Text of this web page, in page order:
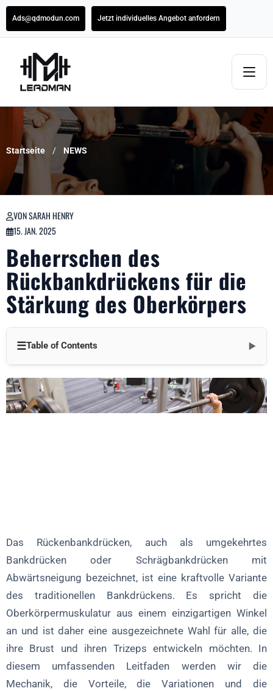
Ads@qdmodun.com Jetzt individuelles Angebot anfordern
Startseite NEWS
VON SARAH HENRY
15. JAN. 2025
Beherrschen des
Rückbankdrückens für die
Stärkung des Oberkörpers
☰Table of Contents ▼
1. Richtige Form
Häufig zu vermeidende Fehler
1. Falscher Bankwinkel
2. Übermäßiger Bogenschlag des Rückens
3. Nach außen gebogene Ellenbogen
4. Unvollständiger Bewegungsumfang
Das Rückenbankdrücken, auch als umgekehrtes
Bankdrücken oder Schrägbankdrücken mit
Abwärtsneigung bezeichnet, ist eine kraftvolle Variante
des traditionellen Bankdrückens. Es spricht die
Oberkörpermuskulatur aus einem einzigartigen Winkel
an und ist daher eine ausgezeichnete Wahl für alle, die
ihre Brust und ihren Trizeps entwickeln möchten. In
diesem umfassenden Leitfaden werden wir die
Mechanik, die Vorteile, die Variationen und die